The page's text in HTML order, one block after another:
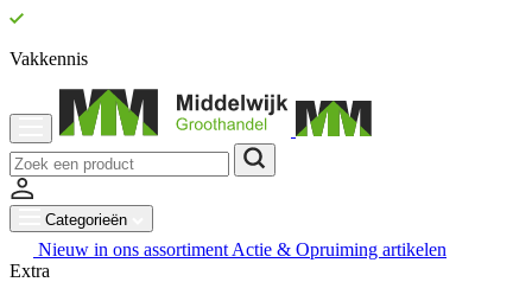
Vakkennis
Categorieën
Nieuw in ons assortiment Actie & Opruiming artikelen
Extra